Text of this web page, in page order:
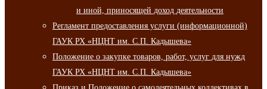
и иной, приносящей доход деятельности
Регламент предоставления услуги (информационной)
ГАУК РХ «НЦНТ им. С.П. Кадышева»
Положение о закупке товаров, работ, услуг для нужд
ГАУК РХ «НЦНТ им. С.П. Кадышева»